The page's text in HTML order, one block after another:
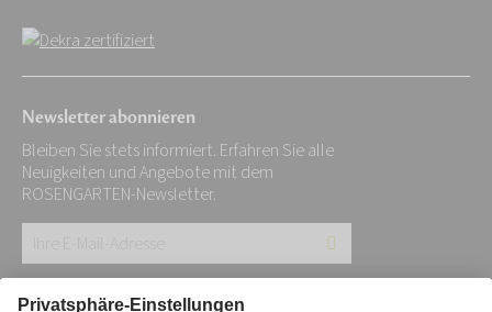
Newsletter abonnieren
Bleiben Sie stets informiert. Erfahren Sie alle
Neuigkeiten und Angebote mit dem
ROSENGARTEN-Newsletter.
E-